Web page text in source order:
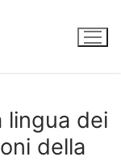
lingua dei
della